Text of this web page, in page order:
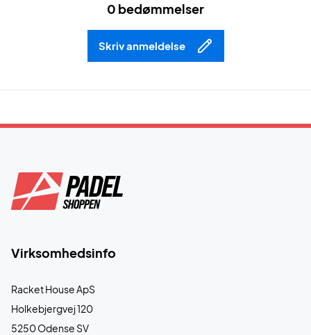
0 bedømmelser
Skriv anmeldelse
Virksomhedsinfo
Racket House ApS
Holkebjergvej 120
5250 Odense SV